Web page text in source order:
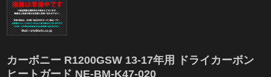
カーボニー R1200GSW 13-17年用 ドライカーボン
ヒートガード NE-BM-K47-020